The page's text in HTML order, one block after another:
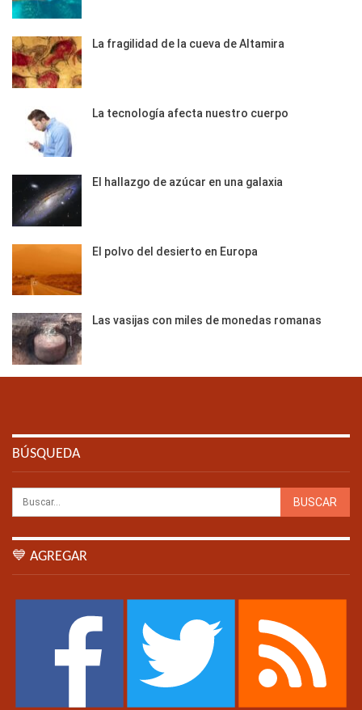
La fragilidad de la cueva de Altamira
La tecnología afecta nuestro cuerpo
El hallazgo de azúcar en una galaxia
El polvo del desierto en Europa
Las vasijas con miles de monedas romanas
BÚSQUEDA
💙 AGREGAR